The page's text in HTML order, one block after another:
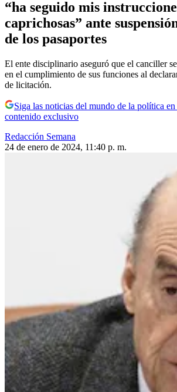
“ha seguido mis
caprichosas” ante
de los pasaportes
El ente disciplinario aseguró que el canciller
en el cumplimiento de sus funciones al
de licitación.
Siga las noticias del mundo de la política
contenido exclusivo
Redacción Semana
24 de enero de 2024, 11:40 p. m.